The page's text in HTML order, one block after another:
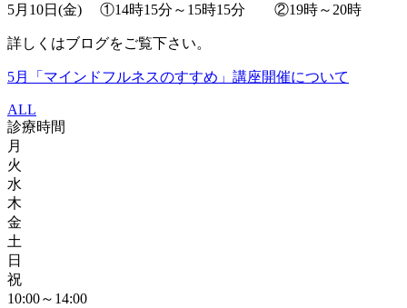
5月10日(金) ①14時15分～15時15分 ②19時～20時
詳しくはブログをご覧下さい。
5月「マインドフルネスのすすめ」講座開催について
ALL
診療時間
月
火
水
木
金
土
日
祝
10:00～14:00